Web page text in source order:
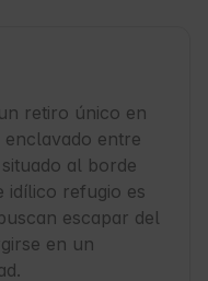
retiro único en
entre
al borde
idílico refugio es
escapar del
en un